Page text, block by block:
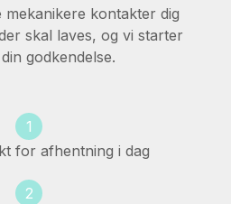
mekanikere kontakter dig
skal laves, og vi starter
godkendelse.
1
for afhentning i dag
2